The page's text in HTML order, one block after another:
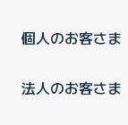
個人のお客さま
法人のお客さま